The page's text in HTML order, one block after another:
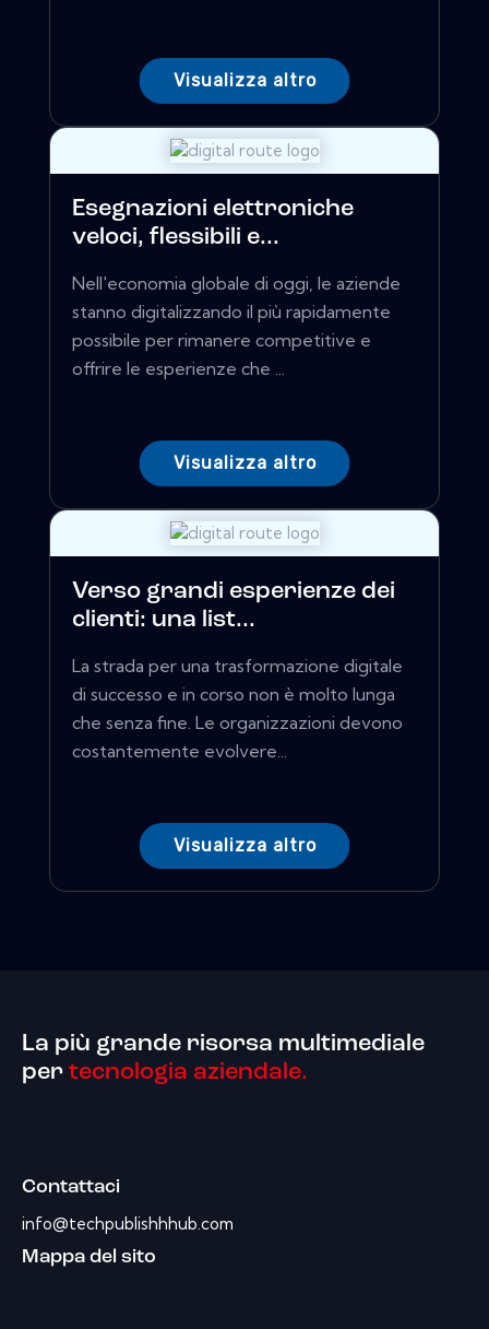
Visualizza altro
Esegnazioni elettroniche
veloci, flessibili e...
Nell'economia globale di oggi, le aziende
stanno digitalizzando il più rapidamente
possibile per rimanere competitive e
offrire le esperienze che ...
Visualizza altro
Verso grandi esperienze dei
clienti: una list...
La strada per una trasformazione digitale
di successo e in corso non è molto lunga
che senza fine. Le organizzazioni devono
costantemente evolvere...
Visualizza altro
La più grande risorsa multimediale
per tecnologia aziendale.
Contattaci
info@techpublishhhub.com
Mappa del sito